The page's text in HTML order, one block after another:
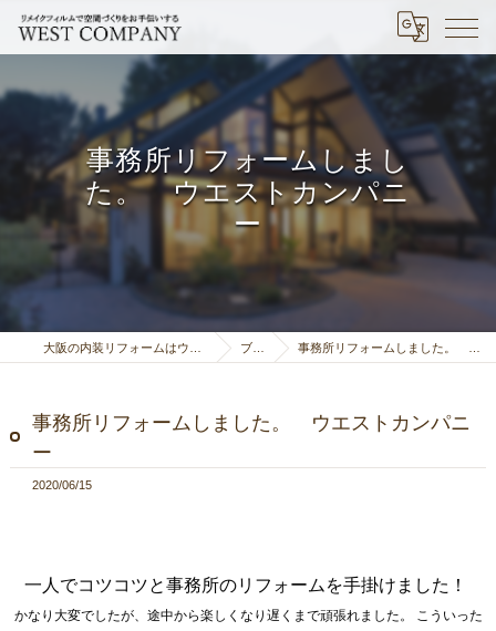
事務所リフォームしまし
た。 ウエストカンパニ
ー
ブログ 事務所リフォームしました。 ウエストカンパニー
事務所リフォームしました。 ウエストカンパニ
ー
2020/06/15
一人でコツコツと事務所のリフォームを手掛けました！
かなり大変でしたが、途中から楽しくなり遅くまで頑張れました。 こういった